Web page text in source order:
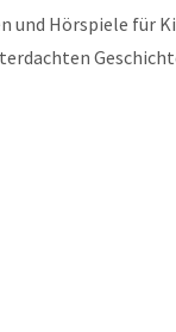
und Hörspiele für